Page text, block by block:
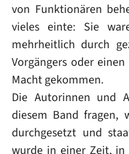
von Funktionären
vieles einte: Sie
mehrheitlich durch
Vorgängers oder
Macht gekommen.
Die Autorinnen und
diesem Band fragen,
durchgesetzt und
wurde in einer Zeit,